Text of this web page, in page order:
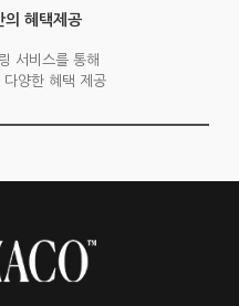
의 혜택제공
서비스를 통해
다양한 혜택 제공